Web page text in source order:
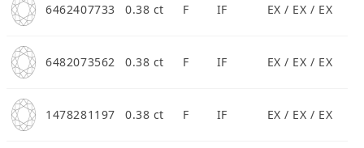
6462407733 0.38 ct F IF EX / EX / EX
6482073562 0.38 ct F IF EX / EX / EX
1478281197 0.38 ct F IF EX / EX / EX